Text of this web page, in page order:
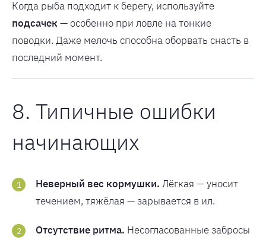
Когда рыба подходит к берегу, используйте
подсачек — особенно при ловле на тонкие
поводки. Даже мелочь способна оборвать снасть в
последний момент.
8. Типичные ошибки
начинающих
Неверный вес кормушки. Лёгкая — уносит
течением, тяжёлая — зарывается в ил.
Отсутствие ритма. Несогласованные забросы